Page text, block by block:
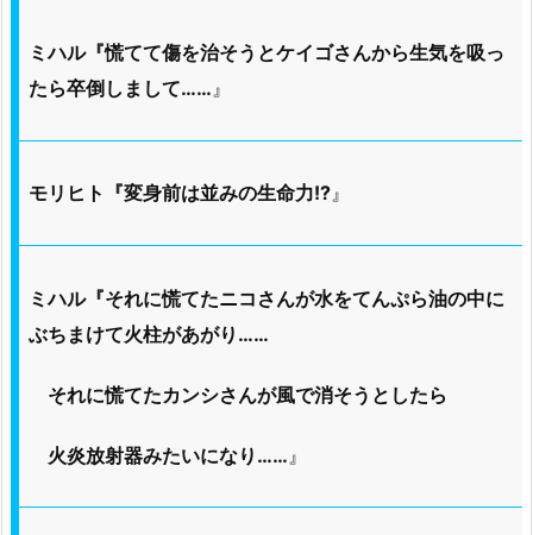
ミハル『慌てて傷を治そうとケイゴさんから生気を吸っ
たら卒倒しまして…… 』
モリヒト『変身前は並みの生命力!?』
ミハル『それに慌てたニコさんが水をてんぷら油の中に
ぶちまけて火柱があがり……
それに慌てたカンシさんが風で消そうとしたら
火炎放射器みたいになり…… 』